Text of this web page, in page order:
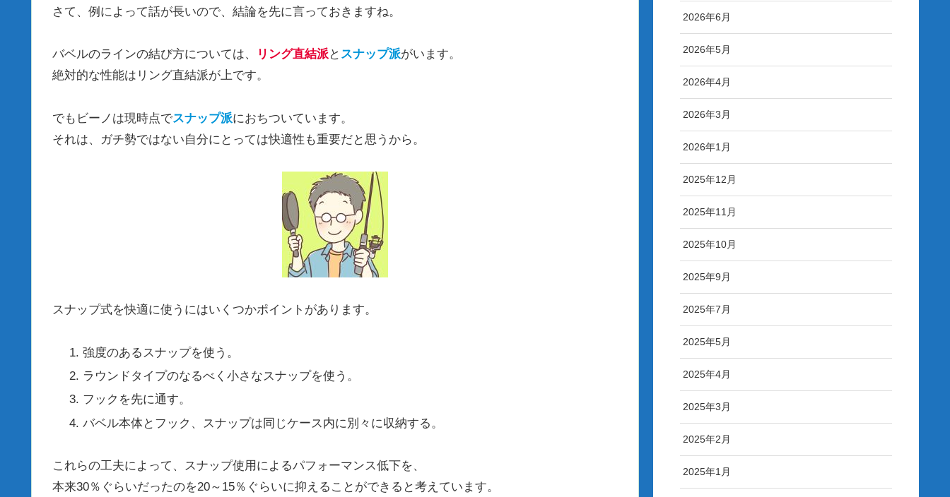
さて、例によって話が長いので、結論を先に言っておきますね。
バベルのラインの結び方については、 リング直結派と スナップ派がいます。
絶対的な性能はリング直結派が上です。
でもビーノは現時点でスナップ派におちついています。
それは、ガチ勢ではない自分にとっては快適性も重要だと思うから。
スナップ式を快適に使うにはいくつかポイントがあります。
強度のあるスナップを使う。
ラウンドタイプのなるべく小さなスナップを使う。
フックを先に通す。
バベル本体とフック、スナップは同じケース内に別々に収納する。
これらの工夫によって、スナップ使用によるパフォーマンス低下を、
本来30％ぐらいだったのを20～15％ぐらいに抑えることができると考えています。
2026年6月
2026年5月
2026年4月
2026年3月
2026年1月
2025年12月
2025年11月
2025年10月
2025年9月
2025年7月
2025年5月
2025年4月
2025年3月
2025年2月
2025年1月